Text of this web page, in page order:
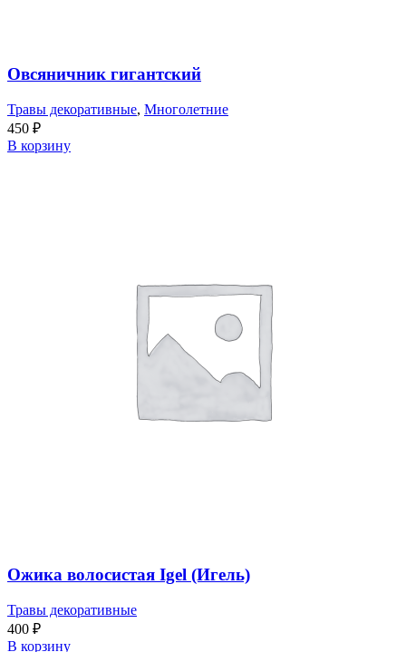
Овсяничник гигантский
Травы декоративные, Многолетние
450 ₽
В корзину
Ожика волосистая Igel (Игель)
Травы декоративные
400 ₽
В корзину